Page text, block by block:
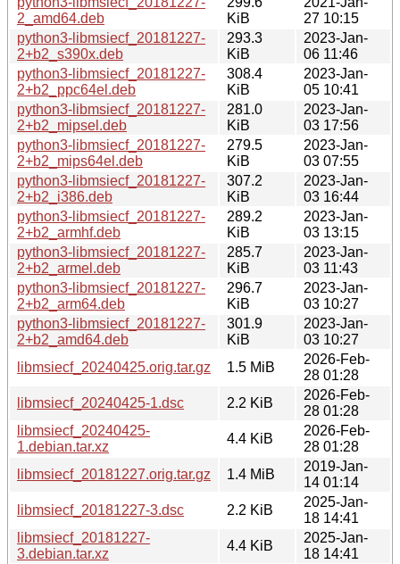
2_amd64.deb
KiB
27 10:15
python3-libmsiecf_20181227-
2+b2_s390x.deb
293.3
KiB
2023-Jan-
06 11:46
python3-libmsiecf_20181227-
2+b2_ppc64el.deb
308.4
KiB
2023-Jan-
05 10:41
python3-libmsiecf_20181227-
2+b2_mipsel.deb
281.0
KiB
2023-Jan-
03 17:56
python3-libmsiecf_20181227-
2+b2_mips64el.deb
279.5
KiB
2023-Jan-
03 07:55
python3-libmsiecf_20181227-
2+b2_i386.deb
307.2
KiB
2023-Jan-
03 16:44
python3-libmsiecf_20181227-
2+b2_armhf.deb
289.2
KiB
2023-Jan-
03 13:15
python3-libmsiecf_20181227-
2+b2_armel.deb
285.7
KiB
2023-Jan-
03 11:43
python3-libmsiecf_20181227-
2+b2_arm64.deb
296.7
KiB
2023-Jan-
03 10:27
python3-libmsiecf_20181227-
2+b2_amd64.deb
301.9
KiB
2023-Jan-
03 10:27
libmsiecf_20240425.orig.tar.gz
1.5 MiB
2026-Feb-
28 01:28
libmsiecf_20240425-1.dsc
2.2 KiB
2026-Feb-
28 01:28
libmsiecf_20240425-
1.debian.tar.xz
4.4 KiB
2026-Feb-
28 01:28
libmsiecf_20181227.orig.tar.gz
1.4 MiB
2019-Jan-
14 01:14
libmsiecf_20181227-3.dsc
2.2 KiB
2025-Jan-
18 14:41
libmsiecf_20181227-
3.debian.tar.xz
4.4 KiB
2025-Jan-
18 14:41